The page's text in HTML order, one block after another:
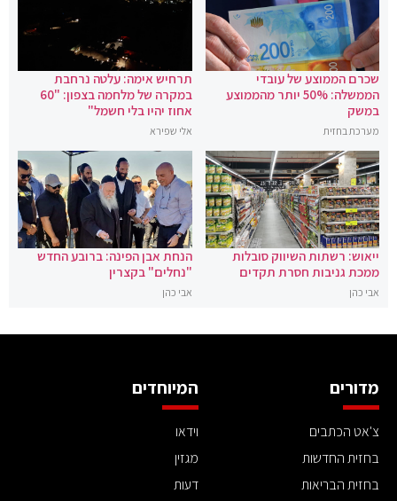
שכרם הממוצע של עובדי
הממשלה: 50% יותר מהממוצע
במשק
מערכת בחזית
תרחיש אימה: עלטה נרחבת
במקרה של מלחמה בצפון: "60
אחוז יהיו בלי חשמל"
אלי שפירא
ייאוש: רשתות השיווק סובלות
ממכת גניבות חסרת תקדים
אבי כהן
הנחת אבן הפינה: ברובע החדש
"נחלים" בקצרין
אבי כהן
מדורים
צ'אט הכתבים
בחזית החדשות
בחזית הבריאות
המיוחדים
וידאו
מגזין
דעות